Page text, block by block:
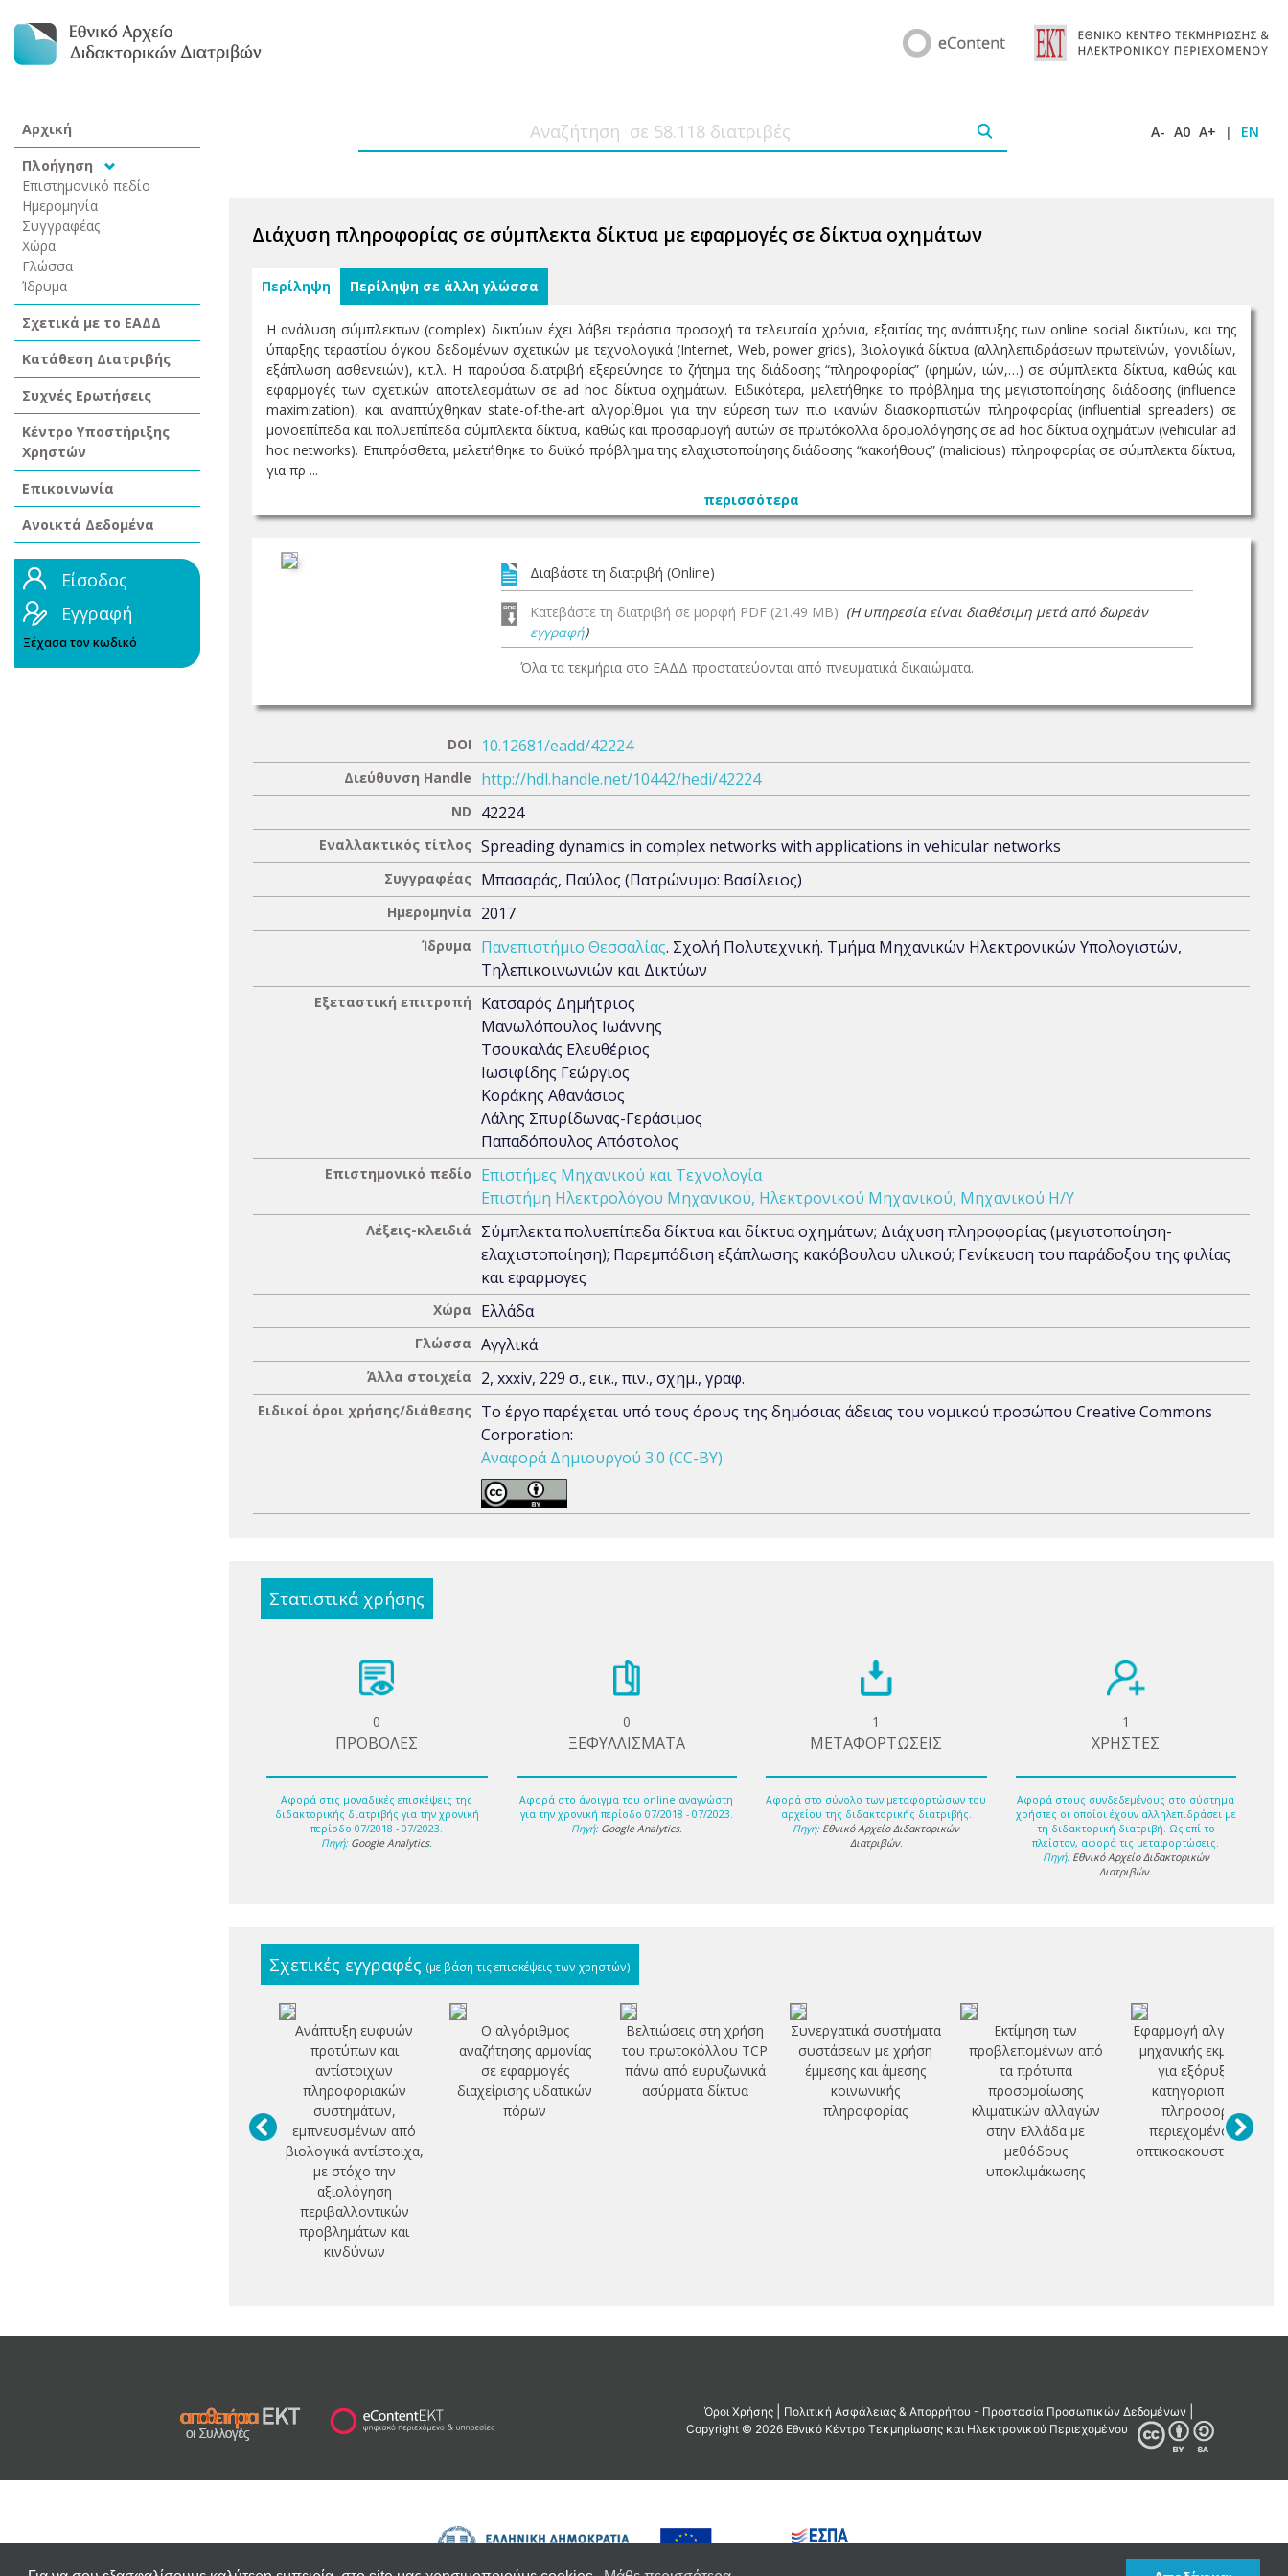
Αρχική
Πλοήγηση
Επιστημονικό πεδίο
Ημερομηνία
Συγγραφέας
Χώρα
Γλώσσα
Ίδρυμα
Σχετικά με το ΕΑΔΔ
Κατάθεση Διατριβής
Συχνές Ερωτήσεις
Κέντρο Υποστήριξης
Χρηστών
Επικοινωνία
Ανοικτά Δεδομένα
Είσοδος
Εγγραφή
Ξέχασα τον κωδικό
A- A0 A+ | EN
Διάχυση πληροφορίας σε σύμπλεκτα δίκτυα με εφαρμογές σε δίκτυα οχημάτων
Περίληψη Περίληψη σε άλλη γλώσσα
Η ανάλυση σύμπλεκτων (complex) δικτύων έχει λάβει τεράστια προσοχή τα τελευταία χρόνια, εξαιτίας της ανάπτυξης των online social δικτύων, και της
ύπαρξης τεραστίου όγκου δεδομένων σχετικών με τεχνολογικά (Internet, Web, power grids), βιολογικά δίκτυα (αλληλεπιδράσεων πρωτεϊνών, γονιδίων,
εξάπλωση ασθενειών), κ.τ.λ. Η παρούσα διατριβή εξερεύνησε το ζήτημα της διάδοσης “πληροφορίας” (φημών, ιών,…) σε σύμπλεκτα δίκτυα, καθώς και
εφαρμογές των σχετικών αποτελεσμάτων σε ad hoc δίκτυα οχημάτων. Ειδικότερα, μελετήθηκε το πρόβλημα της μεγιστοποίησης διάδοσης (influence
maximization), και αναπτύχθηκαν state-of-the-art αλγορίθμοι για την εύρεση των πιο ικανών διασκορπιστών πληροφορίας (influential spreaders) σε
μονοεπίπεδα και πολυεπίπεδα σύμπλεκτα δίκτυα, καθώς και προσαρμογή αυτών σε πρωτόκολλα δρομολόγησης σε ad hoc δίκτυα οχημάτων (vehicular ad
hoc networks). Επιπρόσθετα, μελετήθηκε το δυϊκό πρόβλημα της ελαχιστοποίησης διάδοσης “κακοήθους” (malicious) πληροφορίας σε σύμπλεκτα δίκτυα,
για πρ ...
περισσότερα
Διαβάστε τη διατριβή (Online)
Κατεβάστε τη διατριβή σε μορφή PDF (21.49 MB) (Η υπηρεσία είναι διαθέσιμη μετά από δωρεάν
εγγραφή)
Όλα τα τεκμήρια στο ΕΑΔΔ προστατεύονται από πνευματικά δικαιώματα.
DOI 10.12681/eadd/42224
Διεύθυνση Handle http://hdl.handle.net/10442/hedi/42224
ND 42224
Εναλλακτικός τίτλος Spreading dynamics in complex networks with applications in vehicular networks
Συγγραφέας Μπασαράς, Παύλος (Πατρώνυμο: Βασίλειος)
Ημερομηνία 2017
Ίδρυμα Πανεπιστήμιο Θεσσαλίας. Σχολή Πολυτεχνική. Τμήμα Μηχανικών Ηλεκτρονικών Υπολογιστών,
Τηλεπικοινωνιών και Δικτύων
Εξεταστική επιτροπή
Κατσαρός Δημήτριος
Μανωλόπουλος Ιωάννης
Τσουκαλάς Ελευθέριος
Ιωσιφίδης Γεώργιος
Κοράκης Αθανάσιος
Λάλης Σπυρίδωνας-Γεράσιμος
Παπαδόπουλος Απόστολος
Επιστημονικό πεδίο
Επιστήμες Μηχανικού και Τεχνολογία
Επιστήμη Ηλεκτρολόγου Μηχανικού, Ηλεκτρονικού Μηχανικού, Μηχανικού Η/Υ
Λέξεις-κλειδιά
Σύμπλεκτα πολυεπίπεδα δίκτυα και δίκτυα οχημάτων; Διάχυση πληροφορίας (μεγιστοποίηση-
ελαχιστοποίηση); Παρεμπόδιση εξάπλωσης κακόβουλου υλικού; Γενίκευση του παράδοξου της φιλίας
και εφαρμογες
Χώρα Ελλάδα
Γλώσσα Αγγλικά
Άλλα στοιχεία 2, xxxiv, 229 σ., εικ., πιν., σχημ., γραφ.
Ειδικοί όροι χρήσης/διάθεσης Το έργο παρέχεται υπό τους όρους της δημόσιας άδειας του νομικού προσώπου Creative Commons
Corporation:
Αναφορά Δημιουργού 3.0 (CC-BY)
Στατιστικά χρήσης
0
ΠΡΟΒΟΛΕΣ
Αφορά στις μοναδικές επισκέψεις της
διδακτορικής διατριβής για την χρονική
περίοδο 07/2018 - 07/2023.
Πηγή: Google Analytics.
0
ΞΕΦΥΛΛΙΣΜΑΤΑ
Αφορά στο άνοιγμα του online αναγνώστη
για την χρονική περίοδο 07/2018 - 07/2023.
Πηγή: Google Analytics.
1
ΜΕΤΑΦΟΡΤΩΣΕΙΣ
Αφορά στο σύνολο των μεταφορτώσων του
αρχείου της διδακτορικής διατριβής.
Πηγή: Εθνικό Αρχείο Διδακτορικών
Διατριβών.
1
ΧΡΗΣΤΕΣ
Αφορά στους συνδεδεμένους στο σύστημα
χρήστες οι οποίοι έχουν αλληλεπιδράσει με
τη διδακτορική διατριβή. Ως επί το
πλείστον, αφορά τις μεταφορτώσεις.
Πηγή: Εθνικό Αρχείο Διδακτορικών
Διατριβών.
Σχετικές εγγραφές (με βάση τις επισκέψεις των χρηστών)
Ανάπτυξη ευφυών
προτύπων και
αντίστοιχων
πληροφοριακών
συστημάτων,
εμπνευσμένων από
βιολογικά αντίστοιχα,
με στόχο την
αξιολόγηση
περιβαλλοντικών
προβλημάτων και
κινδύνων
Ο αλγόριθμος
αναζήτησης αρμονίας
σε εφαρμογές
διαχείρισης υδατικών
πόρων
Βελτιώσεις στη χρήση
του πρωτοκόλλου TCP
πάνω από ευρυζωνικά
ασύρματα δίκτυα
Συνεργατικά συστήματα
συστάσεων με χρήση
έμμεσης και άμεσης
κοινωνικής
πληροφορίας
Εκτίμηση των
προβλεπομένων από
τα πρότυπα
προσομοίωσης
κλιματικών αλλαγών
στην Ελλάδα με
μεθόδους
υποκλιμάκωσης
Εφαρμογή αλγορίθμων
μηχανικής εκμάθησης
για εξόρυξη και
κατηγοριοποίηση
πληροφοριών
περιεχομένου στα
οπτικοακουστικά μέσα